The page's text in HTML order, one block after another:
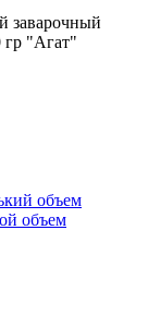
заварочный
гр "Агат"
объем
объем